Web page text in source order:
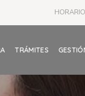
TRÁMITES